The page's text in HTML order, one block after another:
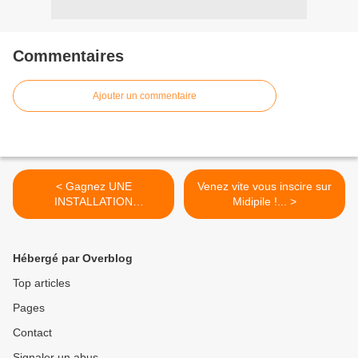
Commentaires
Ajouter un commentaire
< Gagnez UNE
INSTALLATION
CONNECTEE :...
Venez vite vous inscire sur
Midipile !... >
Hébergé par Overblog
Top articles
Pages
Contact